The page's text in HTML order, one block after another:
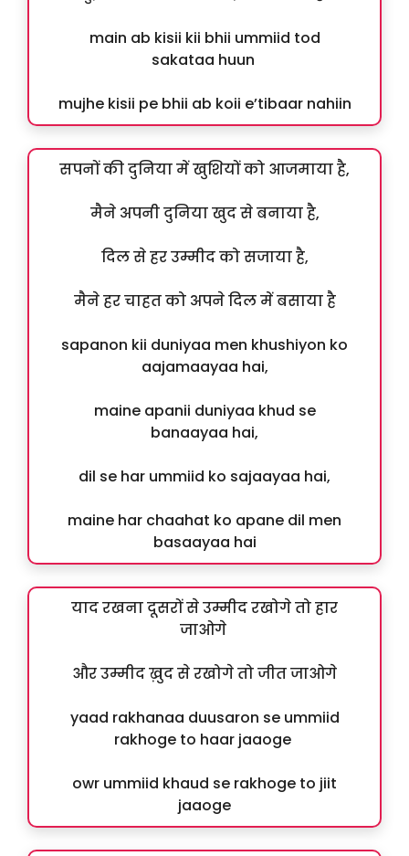
main ab kisii kii bhii ummiid tod
sakataa huun
mujhe kisii pe bhii ab koii e’tibaar nahiin
सपनों की दुनिया में खुशियों को आजमाया है,
मैने अपनी दुनिया खुद से बनाया है,
दिल से हर उम्मीद को सजाया है,
मैने हर चाहत को अपने दिल में बसाया है
sapanon kii duniyaa men khushiyon ko
aajamaayaa hai,
maine apanii duniyaa khud se
banaayaa hai,
dil se har ummiid ko sajaayaa hai,
maine har chaahat ko apane dil men
basaayaa hai
याद रखना दूसरों से उम्मीद रखोगे तो हार
जाओगे
और उम्मीद ख़ुद से रखोगे तो जीत जाओगे
yaad rakhanaa duusaron se ummiid
rakhoge to haar jaaoge
owr ummiid khaud se rakhoge to jiit
jaaoge